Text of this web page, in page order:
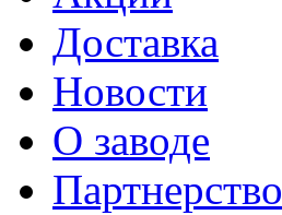
Доставка
Новости
О заводе
Партнерство